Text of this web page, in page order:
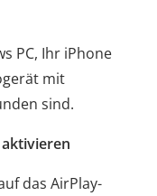
PC, Ihr iPhone
mit
sind.
das AirPlay-